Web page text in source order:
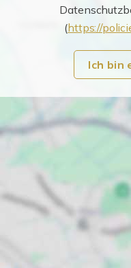
(https://
Ich bin